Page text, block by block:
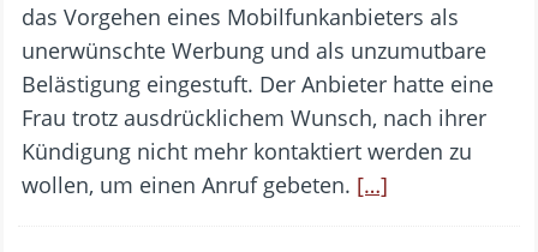
das Vorgehen eines Mobilfunkanbieters als
unerwünschte Werbung und als unzumutbare
Belästigung eingestuft. Der Anbieter hatte eine
Frau trotz ausdrücklichem Wunsch, nach ihrer
Kündigung nicht mehr kontaktiert werden zu
wollen, um einen Anruf gebeten. […]